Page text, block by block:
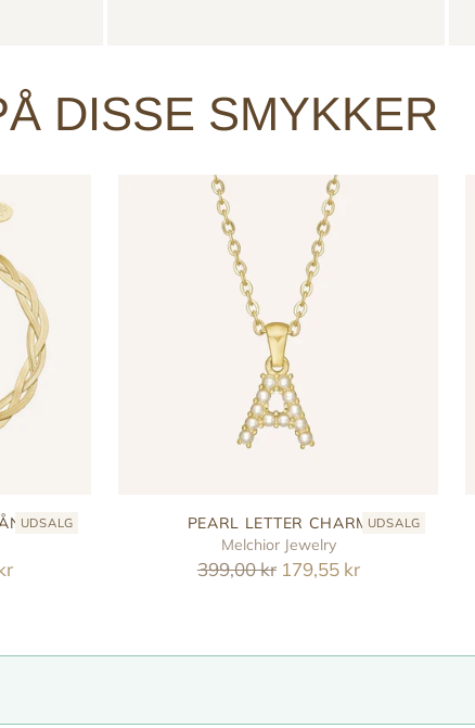
DISSE SMYKKER
UDSALG PEARL LETTER CHARMUDSALG
Melchior Jewelry
Reguler
399,00 kr 179,55 kr